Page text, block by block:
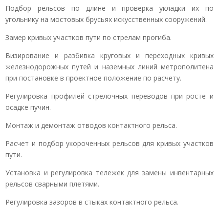
Подбор рельсов по длине и проверка укладки их по
угольнику на мостовых брусьях искусственных сооружений.
Замер кривых участков пути по стрелам прогиба.
Визирование и разбивка круговых и переходных кривых
железнодорожных путей и наземных линий метрополитена
при постановке в проектное положение по расчету.
Регулировка профилей стрелочных переводов при росте и
осадке пучин.
Монтаж и демонтаж отводов контактного рельса.
Расчет и подбор укороченных рельсов для кривых участков
пути.
Установка и регулировка тележек для замены инвентарных
рельсов сварными плетями.
Регулировка зазоров в стыках контактного рельса.